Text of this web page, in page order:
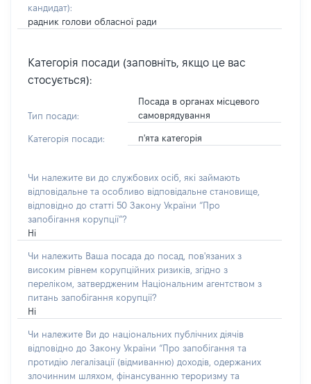
кандидат):
радник голови обласної ради
Категорія посади (заповніть, якщо це вас
стосується):
Тип посади:
Посада в органах місцевого
самоврядування
Категорія посади: п'ята категорія
Чи належите ви до службових осіб, які займають
відповідальне та особливо відповідальне становище,
відповідно до статті 50 Закону України “Про
запобігання корупції”?
Ні
Чи належить Ваша посада до посад, пов'язаних з
високим рівнем корупційних ризиків, згідно з
переліком, затвердженим Національним агентством з
питань запобігання корупції?
Ні
Чи належите Ви до національних публічних діячів
відповідно до Закону України “Про запобігання та
протидію легалізації (відмиванню) доходів, одержаних
злочинним шляхом, фінансуванню тероризму та